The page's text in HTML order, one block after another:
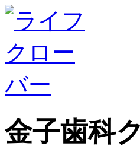
金子歯科